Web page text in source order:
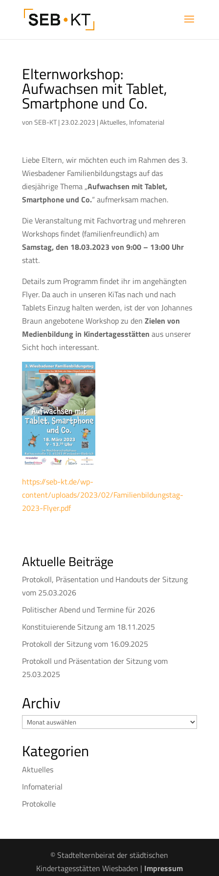
Elternworkshop:
Aufwachsen mit Tablet,
Smartphone und Co.
vonSEB-KT| 23.02.2023 |Aktuelles, Infomaterial
Liebe Eltern, wir möchten euch im Rahmen des 3.
Wiesbadener Familienbildungstags auf das
diesjährige Thema „Aufwachsen mit Tablet,
Smartphone und Co.“ aufmerksam machen.
Die Veranstaltung mit Fachvortrag und mehreren
Workshops findet (familienfreundlich) am
Samstag, den 18.03.2023 von 9:00 – 13:00 Uhr
statt.
Details zum Programm findet ihr im angehängten
Flyer. Da auch in unseren KiTas nach und nach
Tablets Einzug halten werden, ist der von Johannes
Braun angebotene Workshop zu den Zielen von
Medienbildung in Kindertagesstätten aus unserer
Sicht hoch interessant.
https://seb-kt.de/wp-
content/uploads/2023/02/Familienbildungstag-
2023-Flyer.pdf
Aktuelle Beiträge
Protokoll, Präsentation und Handouts der Sitzung
vom 25.03.2026
Politischer Abend und Termine für 2026
Konstituierende Sitzung am 18.11.2025
Protokoll der Sitzung vom 16.09.2025
Protokoll und Präsentation der Sitzung vom
25.03.2025
Archiv
Archiv
Kategorien
Aktuelles
Infomaterial
Protokolle
© Stadtelternbeirat der städtischen
Kindertagesstätten Wiesbaden | Impressum